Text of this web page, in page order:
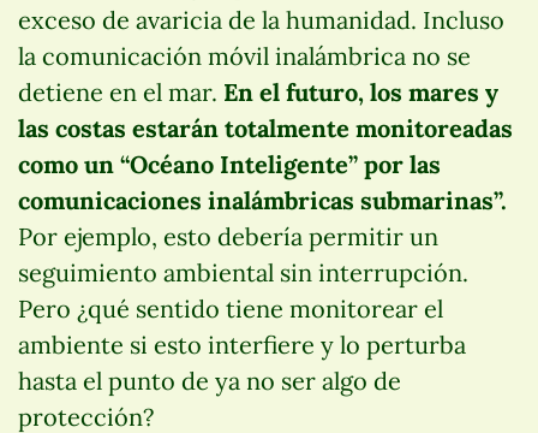
exceso de avaricia de la humanidad. Incluso
la comunicación móvil inalámbrica no se
detiene en el mar. En el futuro, los mares y
las costas estarán totalmente monitoreadas
como un “Océano Inteligente” por las
comunicaciones inalámbricas submarinas”.
Por ejemplo, esto debería permitir un
seguimiento ambiental sin interrupción.
Pero ¿qué sentido tiene monitorear el
ambiente si esto interfiere y lo perturba
hasta el punto de ya no ser algo de
protección?